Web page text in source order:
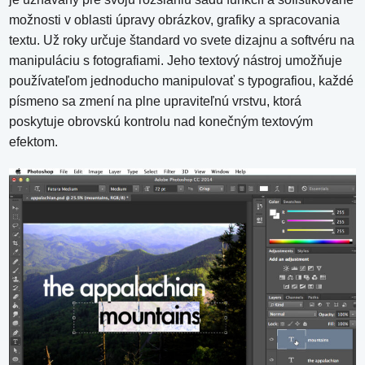
možnosti v oblasti úpravy obrázkov, grafiky a spracovania
textu. Už roky určuje štandard vo svete dizajnu a softvéru na
manipuláciu s fotografiami. Jeho textový nástroj umožňuje
používateľom jednoducho manipulovať s typografiou, každé
písmeno sa zmení na plne upraviteľnú vrstvu, ktorá
poskytuje obrovskú kontrolu nad konečným textovým
efektom.